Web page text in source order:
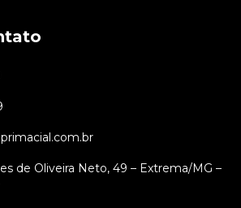
de Oliveira Neto, 49 – Extrema/MG –